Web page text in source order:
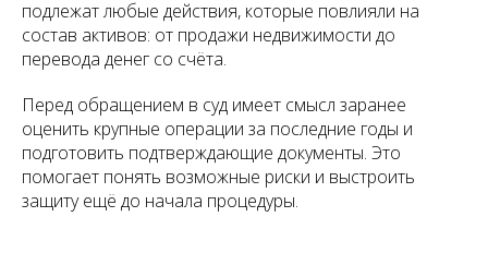
подлежат любые действия, которые повлияли на
состав активов: от продажи недвижимости до
перевода денег со счёта.
Перед обращением в суд имеет смысл заранее
оценить крупные операции за последние годы и
подготовить подтверждающие документы. Это
помогает понять возможные риски и выстроить
защиту ещё до начала процедуры.